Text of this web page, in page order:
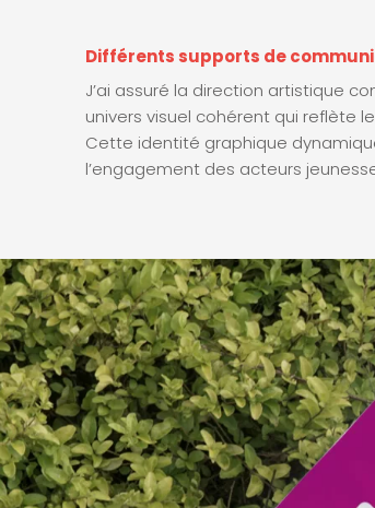
Différents supports de
J’ai assuré la direction artistique
univers visuel cohérent qui reflète
Cette identité graphique
l’engagement des acteurs